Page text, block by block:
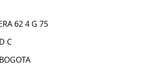
62 4 G 75
C
BOGOTA